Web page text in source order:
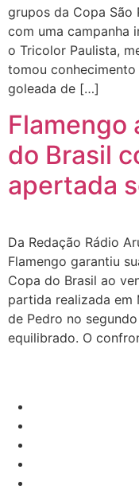
grupos da Copa São
com uma campanha
o Tricolor Paulista,
tomou
goleada de […]
Flamengo
do Brasil
apertada
Da Redação Rádio
Flamengo garantiu
Copa do Brasil ao
partida realizada em
de Pedro no
equilibrado. O